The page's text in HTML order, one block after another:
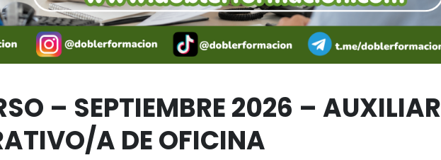
– SEPTIEMBRE 2026 – AUXILIAR
A DE OFICINA